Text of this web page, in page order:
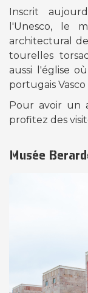
Inscrit
l'Unesco, le
architectural
tourelles
aussi l'église
portugais Vasco
Pour avoir un
profitez des
Musée